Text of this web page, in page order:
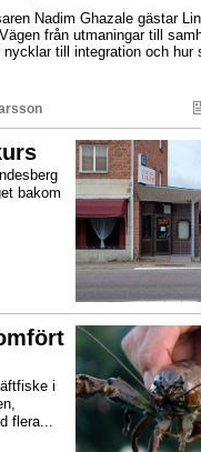
Nadim Ghazale gästar
från utmaningar till
till integration och hur
bakom
i
flera...